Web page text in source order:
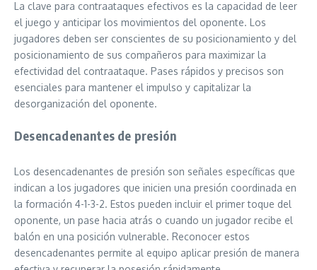
La clave para contraataques efectivos es la capacidad de leer
el juego y anticipar los movimientos del oponente. Los
jugadores deben ser conscientes de su posicionamiento y del
posicionamiento de sus compañeros para maximizar la
efectividad del contraataque. Pases rápidos y precisos son
esenciales para mantener el impulso y capitalizar la
desorganización del oponente.
Desencadenantes de presión
Los desencadenantes de presión son señales específicas que
indican a los jugadores que inicien una presión coordinada en
la formación 4-1-3-2. Estos pueden incluir el primer toque del
oponente, un pase hacia atrás o cuando un jugador recibe el
balón en una posición vulnerable. Reconocer estos
desencadenantes permite al equipo aplicar presión de manera